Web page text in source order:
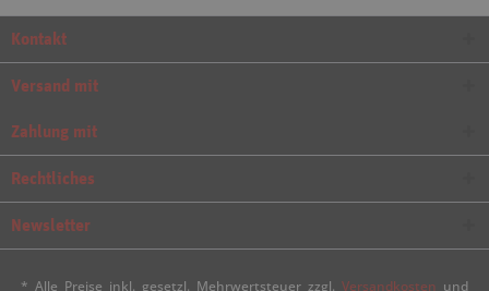
Kontakt
Versand mit
Zahlung mit
Rechtliches
Newsletter
* Alle Preise inkl. gesetzl. Mehrwertsteuer zzgl. Versandkosten und